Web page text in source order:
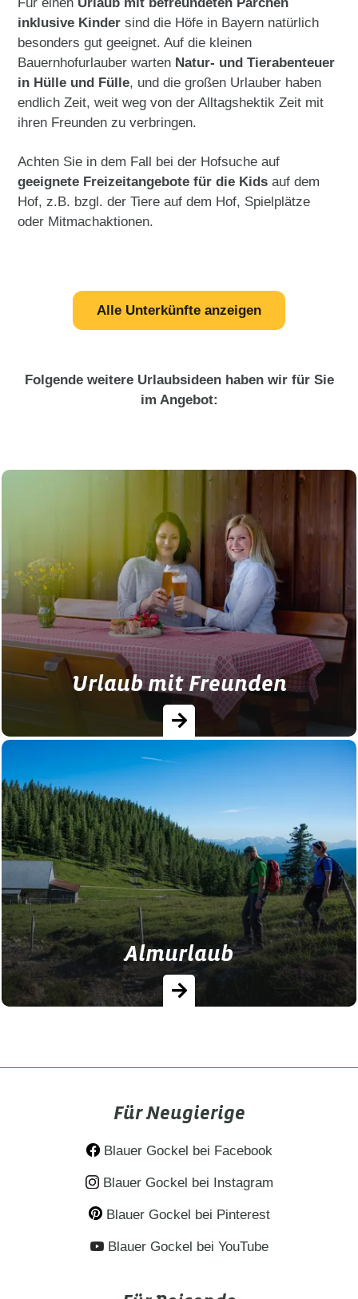
Für einen Urlaub mit befreundeten Pärchen
inklusive Kinder sind die Höfe in Bayern natürlich
besonders gut geeignet. Auf die kleinen
Bauernhofurlauber warten Natur- und Tierabenteuer
in Hülle und Fülle, und die großen Urlauber haben
endlich Zeit, weit weg von der Alltagshektik Zeit mit
ihren Freunden zu verbringen.
Achten Sie in dem Fall bei der Hofsuche auf
geeignete Freizeitangebote für die Kids auf dem
Hof, z.B. bzgl. der Tiere auf dem Hof, Spielplätze
oder Mitmachaktionen.
Alle Unterkünfte anzeigen
Folgende weitere Urlaubsideen haben wir für Sie
im Angebot:
Urlaub mit Freunden
Höchste Zeit, die Lieblingsmenschen
einzupacken und die schönste Zeit des
Jahres gemeinsam zu verbringen! Hier den
richtigen Ferienhof finden! …
Almurlaub
Ein Urlaub auf der Alm in Bayern steht für
Bergen. Zwischen Bergwiesen und weitem
Panorama erleben Sie das…
Für Neugierige
Blauer Gockel bei Facebook
Blauer Gockel bei Instagram
Blauer Gockel bei Pinterest
Blauer Gockel bei YouTube